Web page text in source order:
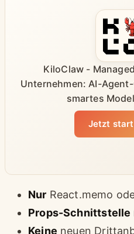
KiloClaw -
Unternehmen: AI-
smartes
Jetzt
Nur React.memo
Props-Schnittstelle
Keine neuen